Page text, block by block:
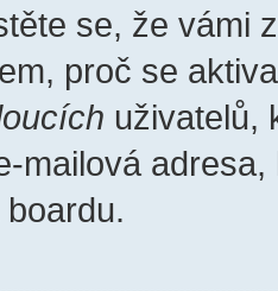
se, že vámi
proč se
uživatelů,
mailová